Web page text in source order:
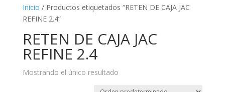
Inicio / Productos etiquetados “RETEN DE CAJA JAC
REFINE 2.4”
RETEN DE CAJA JAC
REFINE 2.4
Mostrando el único resultado